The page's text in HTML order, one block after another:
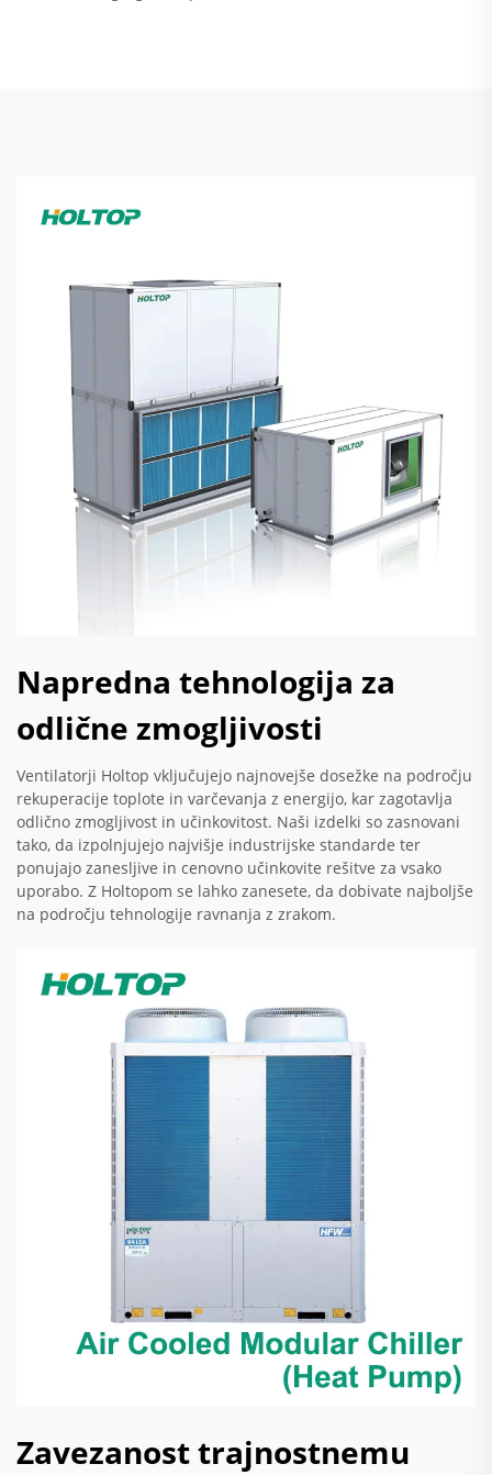
Napredna tehnologija za
odlične zmogljivosti
Ventilatorji Holtop vključujejo najnovejše dosežke na področju
rekuperacije toplote in varčevanja z energijo, kar zagotavlja
odlično zmogljivost in učinkovitost. Naši izdelki so zasnovani
tako, da izpolnjujejo najvišje industrijske standarde ter
ponujajo zanesljive in cenovno učinkovite rešitve za vsako
uporabo. Z Holtopom se lahko zanesete, da dobivate najboljše
na področju tehnologije ravnanja z zrakom.
Zavezanost trajnostnemu